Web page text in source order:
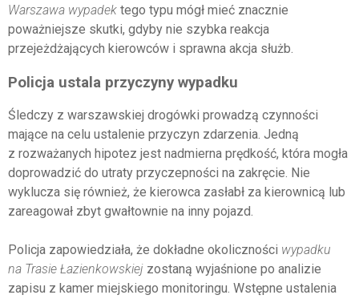
Warszawa wypadek tego typu mógł mieć znacznie
poważniejsze skutki, gdyby nie szybka reakcja
przejeżdżających kierowców i sprawna akcja służb.
Policja ustala przyczyny wypadku
Śledczy z warszawskiej drogówki prowadzą czynności
mające na celu ustalenie przyczyn zdarzenia. Jedną
z rozważanych hipotez jest nadmierna prędkość, która mogła
doprowadzić do utraty przyczepności na zakręcie. Nie
wyklucza się również, że kierowca zasłabł za kierownicą lub
zareagował zbyt gwałtownie na inny pojazd.
Policja zapowiedziała, że dokładne okoliczności wypadku
na Trasie Łazienkowskiej zostaną wyjaśnione po analizie
zapisu z kamer miejskiego monitoringu. Wstępne ustalenia